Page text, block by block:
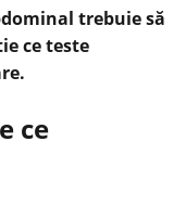
trebuie să
ce teste
ce